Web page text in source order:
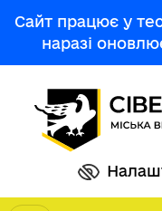
Сайт працює у
наразі